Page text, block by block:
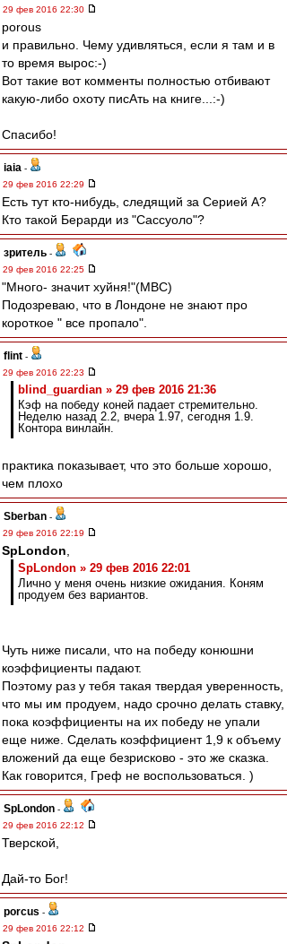
29 фев 2016 22:30
porous
и правильно. Чему удивляться, если я там и в
то время вырос:-)
Вот такие вот комменты полностью отбивают
какую-либо охотy писАть на книге...:-)
Спасибо!
iaia -
29 фев 2016 22:29
Есть тут кто-нибудь, следящий за Серией А?
Кто такой Берарди из "Сассуоло"?
зpитель -
29 фев 2016 22:25
"Много- значит хуйня!"(МВС)
Подозреваю, что в Лондоне не знают про
короткое " все пропало".
flint -
29 фев 2016 22:23
blind_guardian » 29 фев 2016 21:36
Кэф на победу коней падает стремительно.
Неделю назад 2.2, вчера 1.97, сегодня 1.9.
Контора винлайн.
практика показывает, что это больше хорошо,
чем плохо
Sberban -
29 фев 2016 22:19
SpLondon
SpLondon » 29 фев 2016 22:01
Лично у меня очень низкие ожидания. Коням
продуем без вариантов.
Чуть ниже писали, что на победу конюшни
коэффициенты падают.
Поэтому раз у тебя такая твердая уверенность,
что мы им продуем, надо срочно делать ставку,
пока коэффициенты на их победу не упали
еще ниже. Сделать коэффициент 1,9 к объему
вложений да еще безрисково - это же сказка.
Как говорится, Греф не воспользоваться. )
SpLondon -
29 фев 2016 22:12
Тверской,
Дай-то Бог!
porcus -
29 фев 2016 22:12